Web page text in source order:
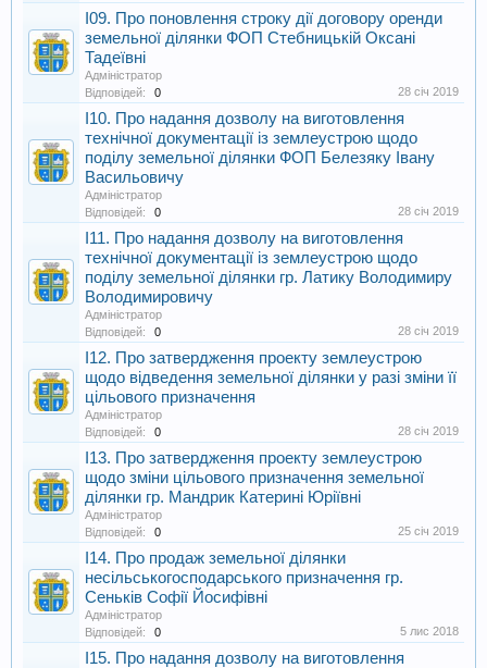
I09. Про поновлення строку дії договору оренди
земельної ділянки ФОП Стебницькій Оксані
Тадеївні
Адміністратор
Відповідей:
0 28 січ 2019
I10. Про надання дозволу на виготовлення
технічної документації із землеустрою щодо
поділу земельної ділянки ФОП Белезяку Івану
Васильовичу
Адміністратор
Відповідей:
0 28 січ 2019
I11. Про надання дозволу на виготовлення
технічної документації із землеустрою щодо
поділу земельної ділянки гр. Латику Володимиру
Володимировичу
Адміністратор
Відповідей:
0 28 січ 2019
I12. Про затвердження проекту землеустрою
щодо відведення земельної ділянки у разі зміни її
цільового призначення
Адміністратор
Відповідей:
0 28 січ 2019
I13. Про затвердження проекту землеустрою
щодо зміни цільового призначення земельної
ділянки гр. Мандрик Катерині Юріївні
Адміністратор
Відповідей:
0 25 січ 2019
I14. Про продаж земельної ділянки
несільськогосподарського призначення гр.
Сеньків Софії Йосифівні
Адміністратор
Відповідей:
0 5 лис 2018
I15. Про надання дозволу на виготовлення